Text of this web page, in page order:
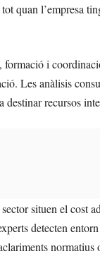
quan l’empresa
i
Les anàlisis
destinar recursos
situen el cost
detecten
normatius